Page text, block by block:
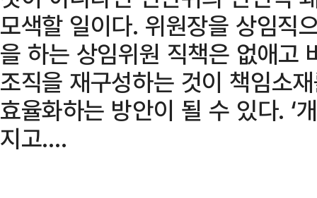
모색할 일이다. 위원장을 상임직
을 하는 상임위원 직책은 없애고
조직을 재구성하는 것이 책임소
효율화하는 방안이 될 수 있다. ‘
지고….